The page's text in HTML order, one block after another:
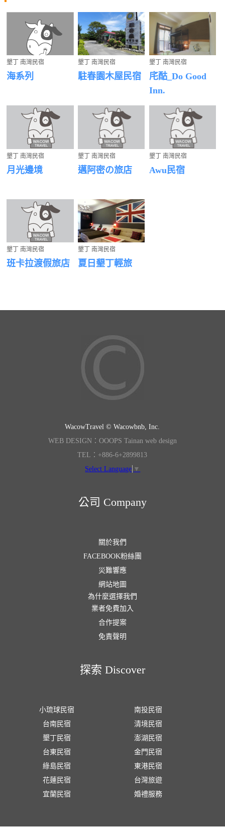
墾丁 南灣民宿
海系列
墾丁 南灣民宿
駐春園木屋民宿
墾丁 南灣民宿
㡯酤_Do Good
Inn.
墾丁 南灣民宿
月光邊境
墾丁 南灣民宿
邁阿密の旅店
墾丁 南灣民宿
Awu民宿
墾丁 南灣民宿
班卡拉渡假旅店
墾丁 南灣民宿
夏日墾丁輕旅
WacowTravel © Wacowbnb, Inc.
WEB DESIGN：OOOPS Tainan web design
TEL：+886-6+2899813
Select Language ▼
公司 Company
關於我們
FACEBOOK粉絲團
災難響應
網站地圖
為什麼選擇我們
業者免費加入
合作提案
免責聲明
探索 Discover
小琉球民宿
台南民宿
墾丁民宿
台東民宿
綠島民宿
花蓮民宿
宜蘭民宿
南投民宿
清境民宿
澎湖民宿
金門民宿
東港民宿
台灣旅遊
婚禮服務